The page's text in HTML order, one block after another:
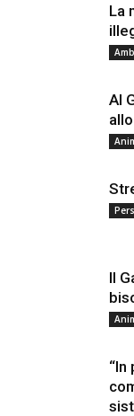
La
Al
Il
“In